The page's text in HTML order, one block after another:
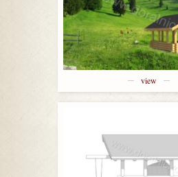
view